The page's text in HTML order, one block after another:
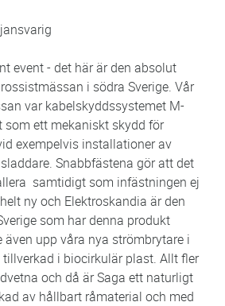
event - det här är den absolut
i södra Sverige. Vår
var kabelskyddssystemet M-
som ett mekaniskt skydd för
exempelvis installationer av
Snabbfästena gör att det
samtidigt som infästningen ej
ny och Elektroskandia är den
som har denna produkt
även upp våra nya strömbrytare i
i biocirkulär plast. Allt fler
och då är Saga ett naturligt
av hållbart råmaterial och med